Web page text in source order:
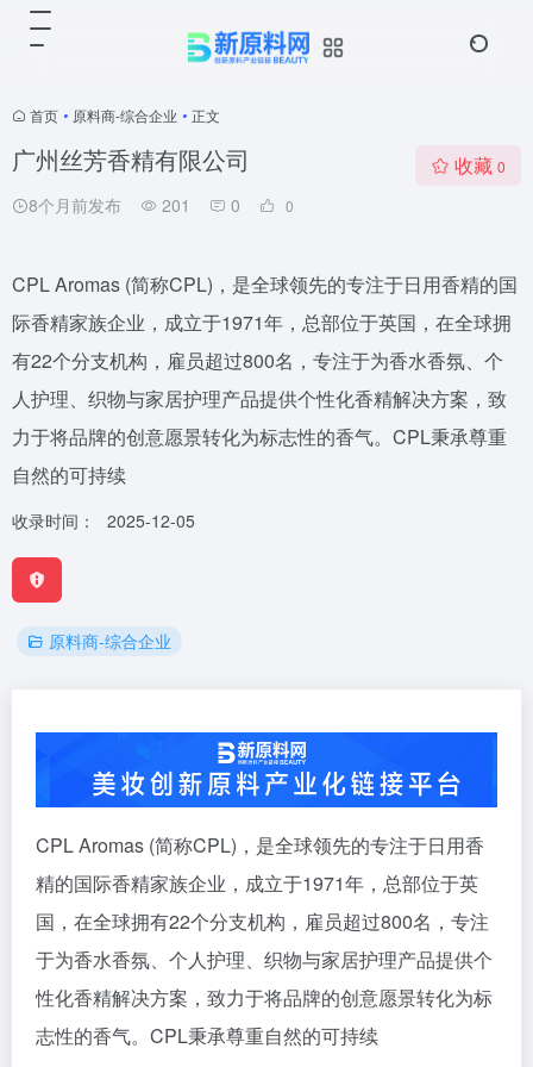
首页 • 原料商-综合企业 • 正文
广州丝芳香精有限公司
8个月前发布 201 0 0
收藏 0
CPL Aromas (简称CPL)，是全球领先的专注于日用香精的国
际香精家族企业，成立于1971年，总部位于英国，在全球拥
有22个分支机构，雇员超过800名，专注于为香水香氛、个
人护理、织物与家居护理产品提供个性化香精解决方案，致
力于将品牌的创意愿景转化为标志性的香气。CPL秉承尊重
自然的可持续
收录时间： 2025-12-05
原料商-综合企业
CPL Aromas (简称CPL)，是全球领先的专注于日用香
精的国际香精家族企业，成立于1971年，总部位于英
国，在全球拥有22个分支机构，雇员超过800名，专注
于为香水香氛、个人护理、织物与家居护理产品提供个
性化香精解决方案，致力于将品牌的创意愿景转化为标
志性的香气。CPL秉承尊重自然的可持续